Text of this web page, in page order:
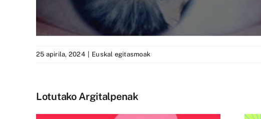
25 apirila, 2024 Euskal egitasmoak
Lotutako Argitalpenak